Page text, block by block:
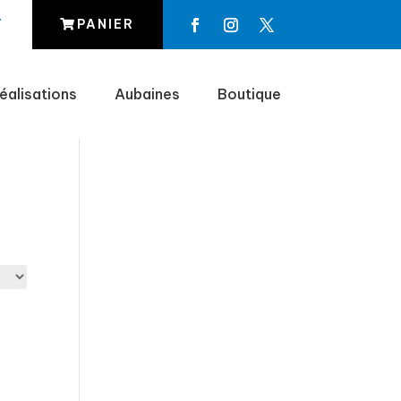
PANIER
Aubaines Boutique